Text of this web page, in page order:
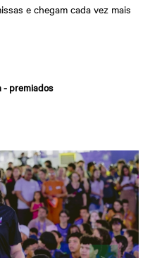
e chegam cada vez mais
- premiados